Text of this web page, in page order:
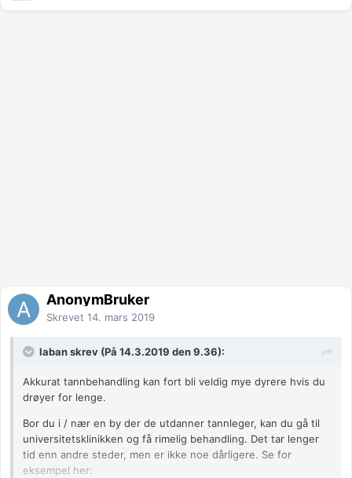
AnonymBruker
Skrevet 14. mars 2019
laban skrev (På 14.3.2019 den 9.36):
Akkurat tannbehandling kan fort bli veldig mye dyrere hvis du
drøyer for lenge.
Bor du i / nær en by der de utdanner tannleger, kan du gå til
universitetsklinikken og få rimelig behandling. Det tar lenger
tid enn andre steder, men er ikke noe dårligere. Se for
eksempel her: